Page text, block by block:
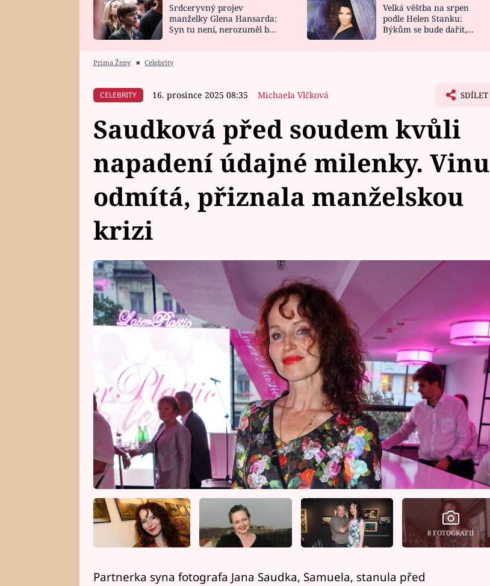
HOROSKOP NA
CELEBRITY
VAŘENÍ
NOVINKY
VIDEORECEPTY
Srdceryvný projev
manželky Glena Hansarda:
Syn tu není, nerozuměl by
Velká věštba na srpen
podle Helen Stanku:
Býkům se bude dařit,
Prima Ženy ■ Celebrity
CELEBRITY 16. prosince 2025 08:35 Michaela Vlčková SDÍLET
Saudková před soudem kvůli
napadení údajné milenky. Vinu
odmítá, přiznala manželskou
krizi
8 FOTOGRAFIÍ
Partnerka syna fotografa Jana Saudka, Samuela, stanula před